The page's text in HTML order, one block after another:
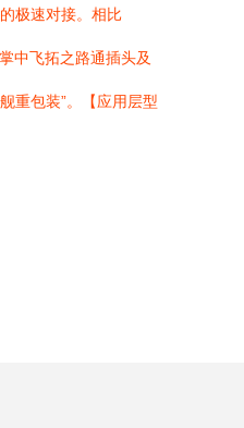
极速对接。相比
中飞拓之路通插头及
重包装”。【应用层型